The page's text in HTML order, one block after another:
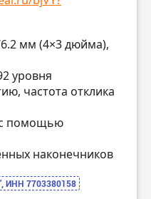
мм (4×3 дюйма),
уровня
частота отклика
с помощью
наконечников
ИНН 7703380158